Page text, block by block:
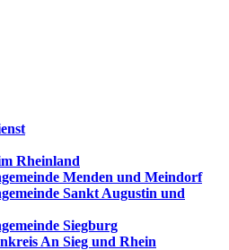
Rheinland
Menden und Meindorf
Sankt Augustin und
Siegburg
An Sieg und Rhein